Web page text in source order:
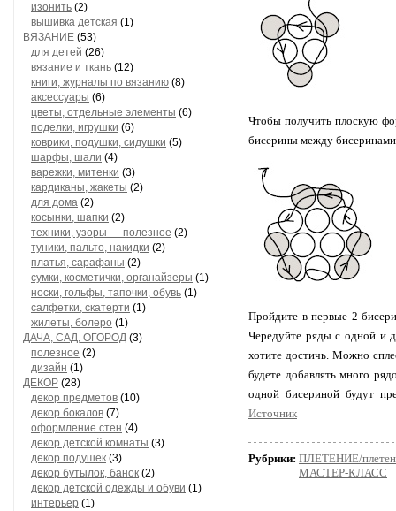
изонить (2)
вышивка детская (1)
ВЯЗАНИЕ (53)
для детей (26)
вязание и ткань (12)
книги, журналы по вязанию (8)
аксессуары (6)
цветы, отдельные элементы (6)
поделки, игрушки (6)
коврики, подушки, сидушки (5)
шарфы, шали (4)
варежки, митенки (3)
кардиканы, жакеты (2)
для дома (2)
косынки, шапки (2)
техники, узоры — полезное (2)
туники, пальто, накидки (2)
платья, сарафаны (2)
сумки, косметички, органайзеры (1)
носки, гольфы, тапочки, обувь (1)
салфетки, скатерти (1)
жилеты, болеро (1)
ДАЧА, САД, ОГОРОД (3)
полезное (2)
дизайн (1)
ДЕКОР (28)
декор предметов (10)
декор бокалов (7)
оформление стен (4)
декор детской комнаты (3)
декор подушек (3)
декор бутылок, банок (2)
декор детской одежды и обуви (1)
интерьер (1)
Чтобы получить плоскую
бисерины между
Пройдите в первые 2
Чередуйте ряды с одной и
хотите достичь. Можно
будете добавлять много
одной бисериной будут
Источник
Рубрики: ПЛЕТЕНИЕ/
МАСТЕР-КЛАСС